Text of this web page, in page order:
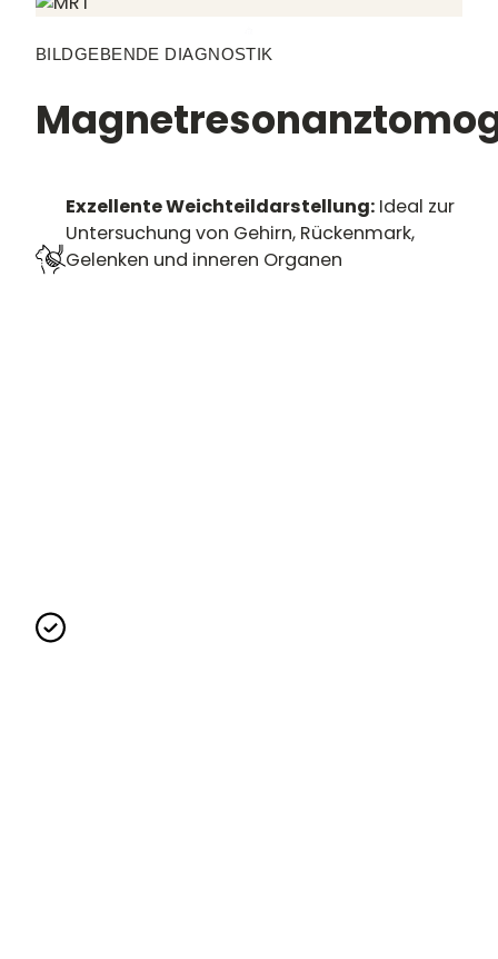
BILDGEBENDE DIAGNOSTIK
Exzellente Weichteildarstellung:Ideal zur
Untersuchung von Gehirn, Rückenmark,
Gelenken und inneren Organen